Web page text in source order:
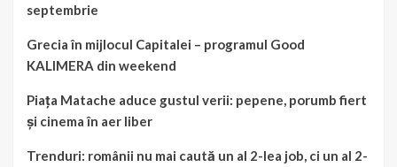
septembrie
Grecia în mijlocul Capitalei – programul Good
KALIMERA din weekend
Piața Matache aduce gustul verii: pepene, porumb fiert
și cinema în aer liber
Trenduri: românii nu mai caută un al 2-lea job, ci un al 2-